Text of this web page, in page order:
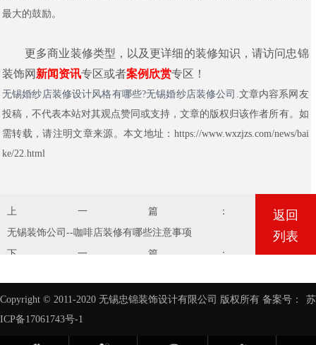
最大的鼓励。
更多商业装修类型，以及更详细的装修知识，请访问忠锦
装饰网 新闻资讯专区或者案例欣赏专区！
无锡婚纱店装修设计风格有哪些?无锡婚纱店装修公司.文章内容系网友
投稿，不代表本站对其观点赞同或支持，文章的版权归该作者所有。如
需转载，请注明文章来源。本文地址：https://www.wxzjzs.com/news/bai
ke/22.html
上一篇：
无锡装饰公司--咖啡店装修有哪些注意事项
下一篇：
返回
列表
Copyright © 2011-2020 无锡忠锦装饰设计有限公司 版权所有 备案号：
苏
ICP备17061743号-1